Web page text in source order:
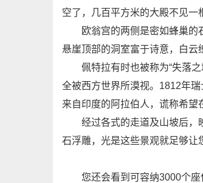
空了，几百平方米的大殿不见一
欧翁宫的两侧是密如蜂巢的石
悬崖顶部的洞室富于诗意，白云
佩特拉有时也被称为“失落之
全被西方世界所漠视。1812年
来自印度的阿拉伯人，谎称希望
经过各式的走道及山坡后，映
石浮雕，光是这些景观就足够让
您还会看到可容纳3000个座